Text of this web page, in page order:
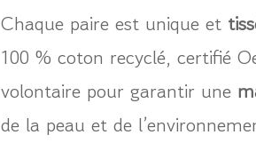
Chaque paire est unique et
100 % coton recyclé, certifié
volontaire pour garantir une
de la peau et de